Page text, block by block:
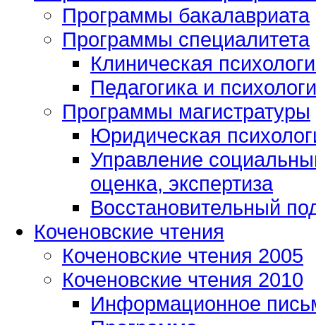
Программы бакалавриата
Программы специалитета
Клиническая
Педагогика и
Программы магистратуры
Юридическая
Управление
оценка, экспертиза
Восстановительный
Коченовские чтения
Коченовские чтения 2005
Коченовские чтения 2010
Информационное